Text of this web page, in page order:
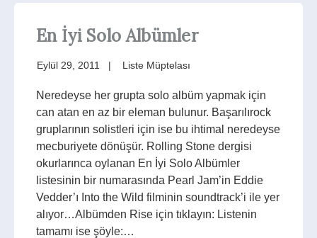
En İyi Solo Albümler
Eylül 29, 2011 Liste Müptelası
Neredeyse her grupta solo albüm yapmak için
can atan en az bir eleman bulunur. Başarılırock
gruplarının solistleri için ise bu ihtimal neredeyse
mecburiyete dönüşür. Rolling Stone dergisi
okurlarınca oylanan En İyi Solo Albümler
listesinin bir numarasında Pearl Jam’in Eddie
Vedder’ı Into the Wild filminin soundtrack’i ile yer
alıyor…Albümden Rise için tıklayın: Listenin
tamamı ise şöyle:…